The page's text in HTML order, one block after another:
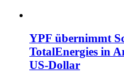
YPF übernimmt
TotalEnergies in
US-Dollar